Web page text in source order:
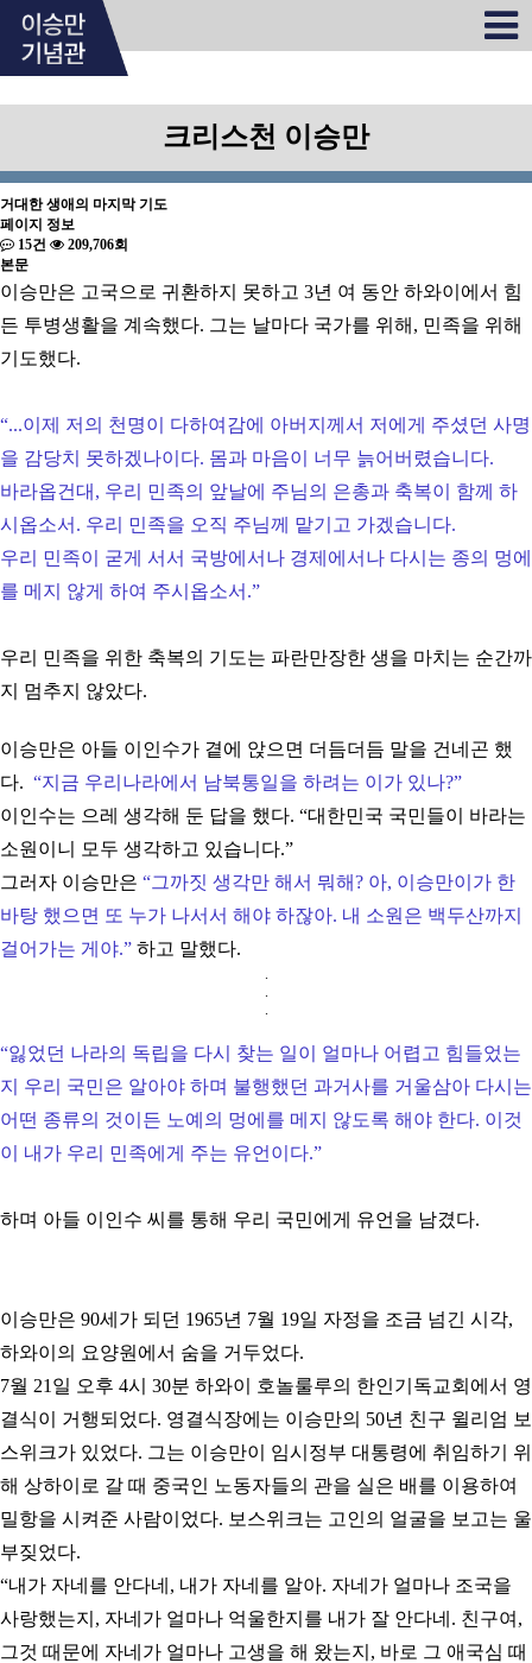
크리스천 이승만
거대한 생애의 마지막 기도
페이지 정보
15건
209,706회
본문
이승만은 고국으로 귀환하지 못하고 3년 여 동안 하와이에서 힘
든 투병생활을 계속했다. 그는 날마다 국가를 위해, 민족을 위해
기도했다.
“...이제 저의 천명이 다하여감에 아버지께서 저에게 주셨던 사명
을 감당치 못하겠나이다. 몸과 마음이 너무 늙어버렸습니다.
바라옵건대, 우리 민족의 앞날에 주님의 은총과 축복이 함께 하
시옵소서. 우리 민족을 오직 주님께 맡기고 가겠습니다.
우리 민족이 굳게 서서 국방에서나 경제에서나 다시는 종의 멍에
를 메지 않게 하여 주시옵소서.”
우리 민족을 위한 축복의 기도는 파란만장한 생을 마치는 순간까
지 멈추지 않았다.
이승만은 아들 이인수가 곁에 앉으면 더듬더듬 말을 건네곤 했
다. “지금 우리나라에서 남북통일을 하려는 이가 있나?”
이인수는 으레 생각해 둔 답을 했다. “대한민국 국민들이 바라는
소원이니 모두 생각하고 있습니다.”
그러자 이승만은 “그까짓 생각만 해서 뭐해? 아, 이승만이가 한
바탕 했으면 또 누가 나서서 해야 하잖아. 내 소원은 백두산까지
걸어가는 게야.” 하고 말했다.
“잃었던 나라의 독립을 다시 찾는 일이 얼마나 어렵고 힘들었는
지 우리 국민은 알아야 하며 불행했던 과거사를 거울삼아 다시는
어떤 종류의 것이든 노예의 멍에를 메지 않도록 해야 한다. 이것
이 내가 우리 민족에게 주는 유언이다.”
하며 아들 이인수 씨를 통해 우리 국민에게 유언을 남겼다.
이승만은 90세가 되던 1965년 7월 19일 자정을 조금 넘긴 시각,
하와이의 요양원에서 숨을 거두었다.
7월 21일 오후 4시 30분 하와이 호놀룰루의 한인기독교회에서 영
결식이 거행되었다. 영결식장에는 이승만의 50년 친구 윌리엄 보
스위크가 있었다. 그는 이승만이 임시정부 대통령에 취임하기 위
해 상하이로 갈 때 중국인 노동자들의 관을 실은 배를 이용하여
밀항을 시켜준 사람이었다. 보스위크는 고인의 얼굴을 보고는 울
부짖었다.
“내가 자네를 안다네, 내가 자네를 알아. 자네가 얼마나 조국을
사랑했는지, 자네가 얼마나 억울한지를 내가 잘 안다네. 친구여,
그것 때문에 자네가 얼마나 고생을 해 왔는지, 바로 그 애국심 때